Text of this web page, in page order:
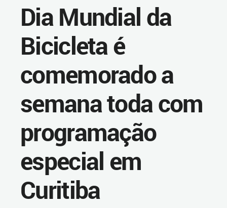
Dia Mundial da
Bicicleta é
comemorado a
semana toda com
programação
especial em
Curitiba